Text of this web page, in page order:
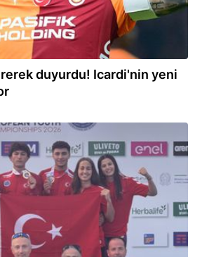
duyurdu! Icardi'nin yeni